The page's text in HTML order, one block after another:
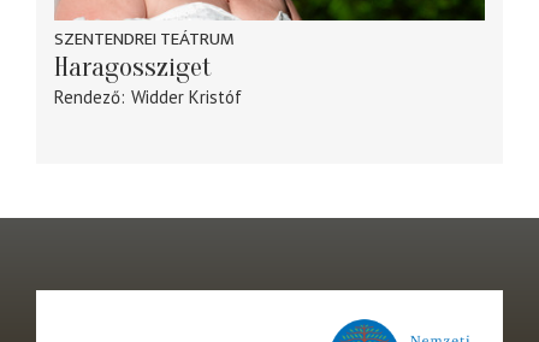
SZENTENDREI TEÁTRUM
Haragossziget
Rendező Widder Kristóf